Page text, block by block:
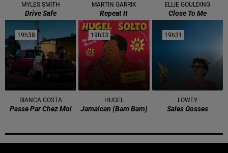
MYLES SMITH
Drive Safe
MARTIN GARRIX
Repeat It
ELLIE GOULDING
Close To Me
19h38
19h38
BIANCA COSTA
Passe Par Chez Moi
19h33
19h33
HUGEL
Jamaican (bam Bam)
19h31
19h31
LOWEY
Sales Gosses